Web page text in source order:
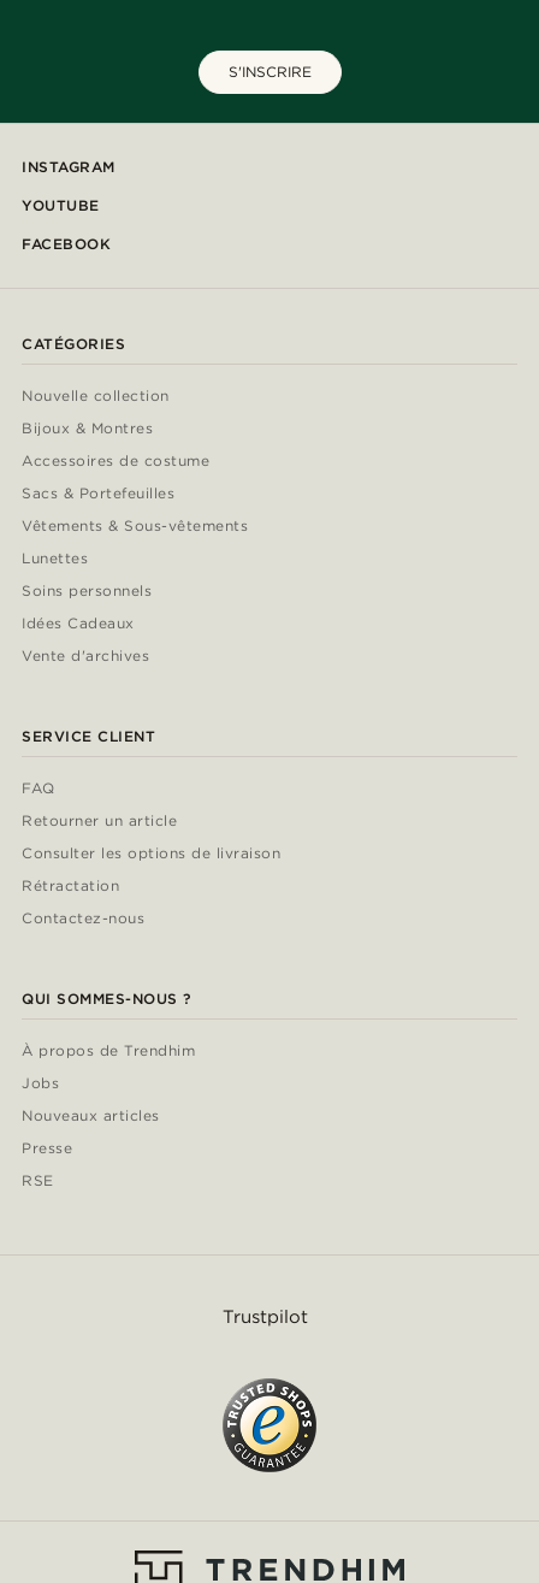
S'INSCRIRE
INSTAGRAM
YOUTUBE
FACEBOOK
CATÉGORIES
Nouvelle collection
Bijoux & Montres
Accessoires de costume
Sacs & Portefeuilles
Vêtements & Sous-vêtements
Lunettes
Soins personnels
Idées Cadeaux
Vente d'archives
SERVICE CLIENT
FAQ
Retourner un article
Consulter les options de livraison
Rétractation
Contactez-nous
QUI SOMMES-NOUS ?
À propos de Trendhim
Jobs
Nouveaux articles
Presse
RSE
Trustpilot